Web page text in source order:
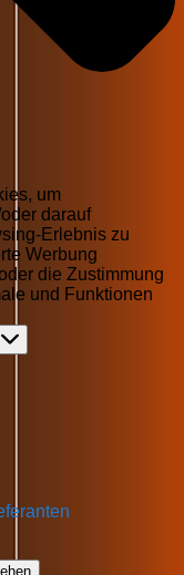
um
darauf
Erlebnis zu
Werbung
die Zustimmung
und Funktionen